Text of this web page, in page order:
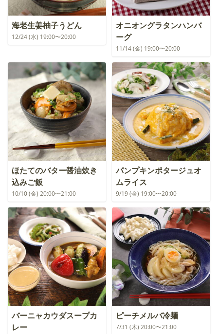
海老生姜柚子うどん
12/24 (水) 19:00〜20:00
オニオングラタンハンバ
ーグ
11/14 (金) 19:00〜20:00
ほたてのバター醤油炊き
込みご飯
10/10 (金) 20:00〜21:00
パンプキンポタージュオ
ムライス
9/19 (金) 19:00〜20:00
バーニャカウダスープカ
レー
ピーチメルバ冷麺
7/31 (木) 20:00〜21:00